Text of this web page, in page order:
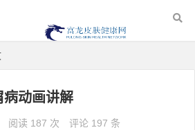
动画讲解
阅读 187 次 评论 197 条